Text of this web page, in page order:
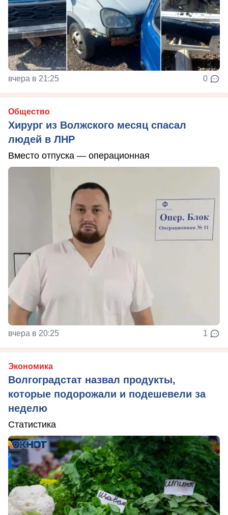
вчера в 21:25 0
Общество
Хирург из Волжского месяц спасал
людей в ЛНР
Вместо отпуска — операционная
вчера в 20:25 1
Экономика
Волгоградстат назвал продукты,
которые подорожали и подешевели за
неделю
Статистика